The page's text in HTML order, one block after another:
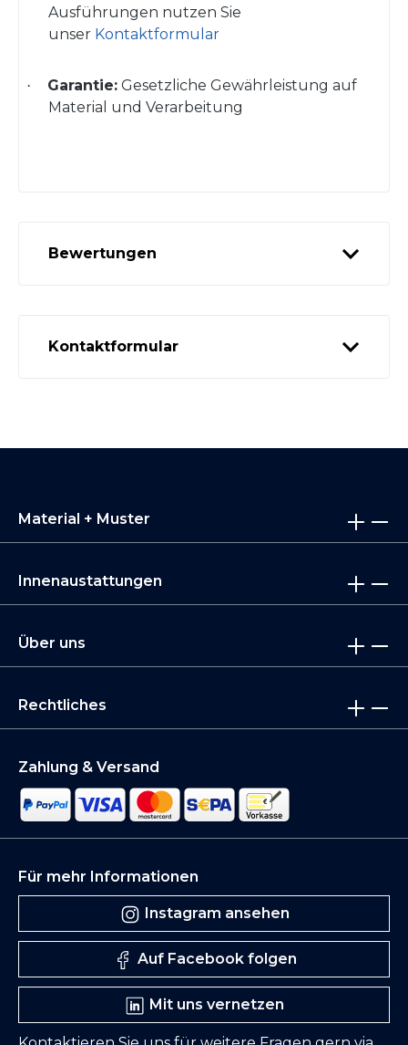
Ausführungen nutzen Sie
unser Kontaktformular
· Garantie: Gesetzliche Gewährleistung auf
Material und Verarbeitung
Bewertungen
Kontaktformular
Material + Muster
Innenaustattungen
Über uns
Rechtliches
Zahlung & Versand
Für mehr Informationen
Instagram ansehen
Auf Facebook folgen
Mit uns vernetzen